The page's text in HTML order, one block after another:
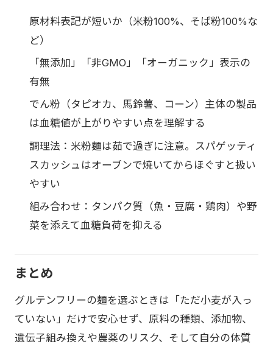
原材料表記が短いか（米粉100%、そば粉100%な
ど）
「無添加」「非GMO」「オーガニック」表示の
有無
でん粉（タピオカ、馬鈴薯、コーン）主体の製品
は血糖値が上がりやすい点を理解する
調理法：米粉麺は茹で過ぎに注意。スパゲッティ
スカッシュはオーブンで焼いてからほぐすと扱い
やすい
組み合わせ：タンパク質（魚・豆腐・鶏肉）や野
菜を添えて血糖負荷を抑える
まとめ
グルテンフリーの麺を選ぶときは「ただ小麦が入っ
ていない」だけで安心せず、原料の種類、添加物、
遺伝子組み換えや農薬のリスク、そして自分の体質